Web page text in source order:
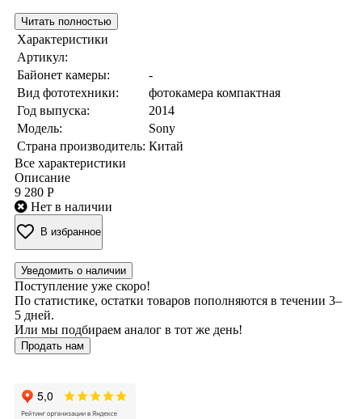
Читать полностью
Характеристики
Артикул:
Байонет камеры:
-
Вид фототехники:
фотокамера компактная
Год выпуска:
2014
Модель:
Sony
Страна производитель: Китай
Все характеристики
Описание
9 280 Р
Нет в наличии
В избранное
Уведомить о наличии
Поступление уже скоро!
По статистике, остатки товаров пополняются в течении 3–
5 дней.
Или мы подбираем аналог в тот же день!
Продать нам